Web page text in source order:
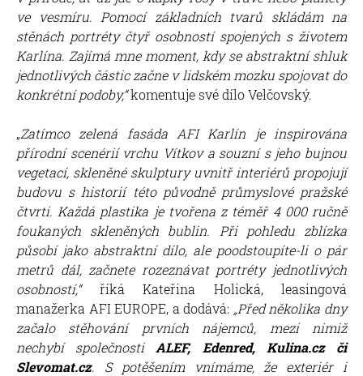
ve vesmíru. Pomocí základních tvarů skládám na
stěnách portréty čtyř osobností spojených s životem
Karlína. Zajímá mne moment, kdy se abstraktní shluk
jednotlivých částic začne v lidském mozku spojovat do
konkrétní podoby,“komentuje své dílo Velčovský.
„Zatímco zelená fasáda AFI Karlín je inspirována
přírodní scenérií vrchu Vítkov a souzní s jeho bujnou
vegetací, skleněné skulptury uvnitř interiérů propojují
budovu s historií této původně průmyslové pražské
čtvrti. Každá plastika je tvořena z téměř 4 000 ručně
foukaných skleněných bublin. Při pohledu zblízka
působí jako abstraktní dílo, ale poodstoupíte-li o pár
metrů dál, začnete rozeznávat portréty jednotlivých
osobností,“říká Kateřina Holická, leasingová
manažerka AFI EUROPE, a dodává: „Před několika dny
začalo stěhování prvních nájemců, mezi nimiž
nechybí společnostiALEF, Edenred, Kulina.cz či
Slevomat.cz. S potěšením vnímáme, že exteriér i